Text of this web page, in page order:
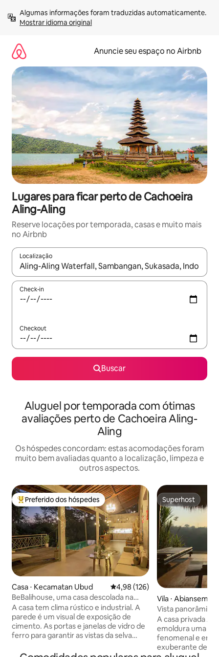
para
Mostrar idioma original
Anuncie seu espaço no Airbnb
Lugares para ficar perto de Cachoeira
Aling-Aling
Reserve locações por temporada, casas e muito mais
no Airbnb
Localização
Quando os resultados estiverem disponíveis, explore-os
Check-in
Checkout
Buscar
Aluguel por temporada com ótimas
avaliações perto de Cachoeira Aling-
Aling
Os hóspedes concordam: estas acomodações foram
muito bem avaliadas quanto a localização, limpeza e
outros aspectos.
Entre os melhores preferidos dos hóspedes
Preferido dos hóspedes
Casa ⋅ Kecamatan Ubud 4,98 de uma avaliação média de
4,98 (126)
BeBalihouse, uma casa descolada na
selva
A casa tem clima rústico e industrial. A
parede é um visual de exposição de
cimento. As portas e janelas de vidro de
ferro para garantir as vistas da selva
elemento de iluminação fresco e rústico
Superhost
Superhost
Vila ⋅ Abiansemal
Vista panorâmica
Ayung ao
A casa privada
emoldura uma
fenomenal e em
exuberante